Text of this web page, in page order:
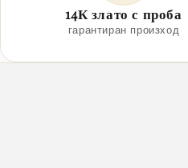
14К злато с проба
гарантиран произход